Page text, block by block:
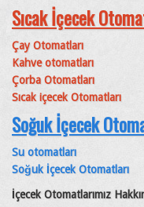
Sıcak İçecek
Çay Otomatları
Kahve otomatları
Çorba Otomatları
Sıcak içecek Otomatları
Soğuk İçecek
Su otomatları
Soğuk İçecek Otomatları
İçecek Otomatlarımız